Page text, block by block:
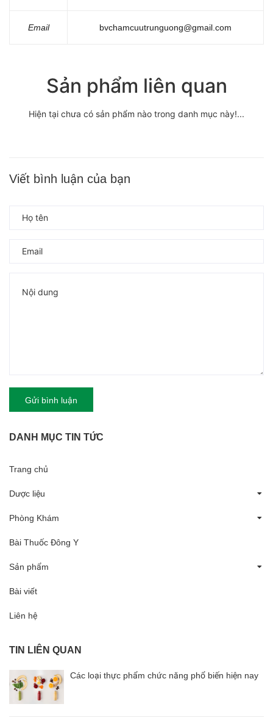
Email bvchamcuutrunguong@gmail.com
Sản phẩm liên quan
Hiện tại chưa có sản phẩm nào trong danh mục này!...
Viết bình luận của bạn
Gửi bình luận
DANH MỤC TIN TỨC
Trang chủ
Dược liệu
Phòng Khám
Bài Thuốc Đông Y
Sản phẩm
Bài viết
Liên hệ
TIN LIÊN QUAN
Các loại thực phẩm chức năng phổ biến hiện nay